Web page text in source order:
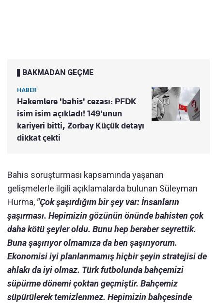
BAKMADAN GEÇME
HABER
Hakemlere 'bahis' cezası: PFDK
isim isim açıkladı! 149'unun
kariyeri bitti, Zorbay Küçük detayı
dikkat çekti
Bahis soruşturması kapsamında yaşanan
gelişmelerle ilgili açıklamalarda bulunan Süleyman
Hurma, "Çok şaşırdığım bir şey var: İnsanların
şaşırması. Hepimizin gözünün önünde bahisten çok
daha kötü şeyler oldu. Bunu hep beraber seyrettik.
Buna şaşırıyor olmamıza da ben şaşırıyorum.
Ekonomisi iyi planlanmamış hiçbir şeyin stratejisi de
ahlakı da iyi olmaz. Türk futbolunda bahçemizi
süpürme dönemi çoktan geçmiştir. Bahçemiz
süpürülerek temizlenmez. Hepimizin bahçesinde